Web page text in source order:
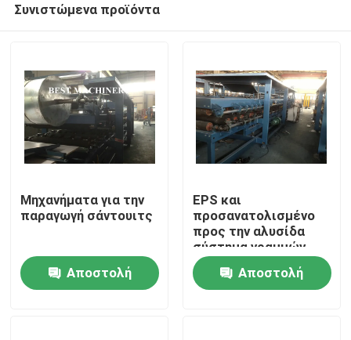
Προϊόντα
Συνιστώμενα προϊόντα
Μηχανήματα για την
παραγωγή σάντουιτς
Αποστολή
EPS και
προσανατολισμένο
προς την αλυσίδα
σύστημα γραμμών
παραγωγής
επιτροπής Rockwool
Sandwch
Αποστολή